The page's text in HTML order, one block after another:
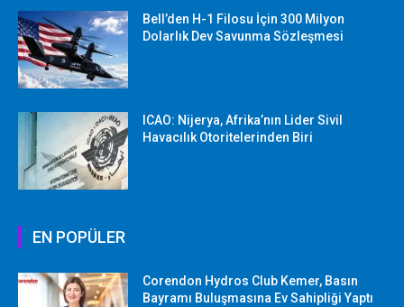
Bell’den H-1 Filosu İçin 300 Milyon
Dolarlık Dev Savunma Sözleşmesi
ICAO: Nijerya, Afrika’nın Lider Sivil
Havacılık Otoritelerinden Biri
EN POPÜLER
Corendon Hydros Club Kemer, Basın
Bayramı Buluşmasına Ev Sahipliği Yaptı